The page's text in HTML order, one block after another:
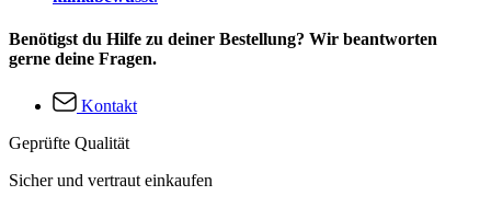
Benötigst du Hilfe zu deiner Bestellung? Wir beantworten
gerne deine Fragen.
Kontakt
Geprüfte Qualität
Sicher und vertraut einkaufen